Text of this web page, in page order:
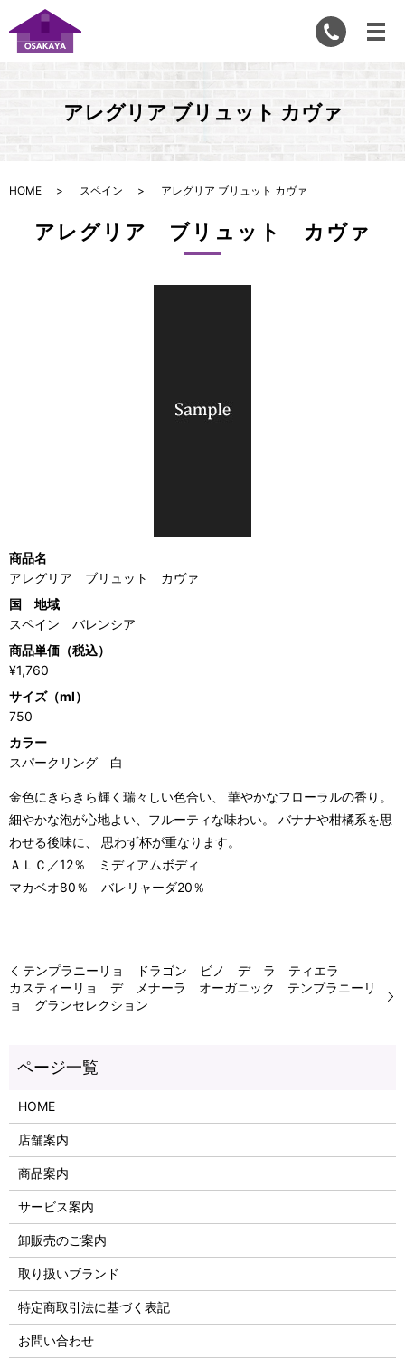
アレグリア ブリュット カヴァ
HOME スペイン アレグリア ブリュット カヴァ
アレグリア ブリュット カヴァ
商品名
アレグリア ブリュット カヴァ
国 地域
スペイン バレンシア
商品単価（税込）
¥1,760
サイズ（ml）
750
カラー
スパークリング 白
金色にきらきら輝く瑞々しい色合い、 華やかなフローラルの香り。
細やかな泡が心地よい、フルーティな味わい。 バナナや柑橘系を思
わせる後味に、 思わず杯が重なります。
ＡＬＣ／12％ ミディアムボディ
マカベオ80％ バレリャーダ20％
テンプラニーリョ ドラゴン ビノ デ ラ ティエラ
カスティーリョ デ メナーラ オーガニック テンプラニーリ
ョ グランセレクション
HOME
店舗案内
商品案内
サービス案内
卸販売のご案内
取り扱いブランド
特定商取引法に基づく表記
お問い合わせ